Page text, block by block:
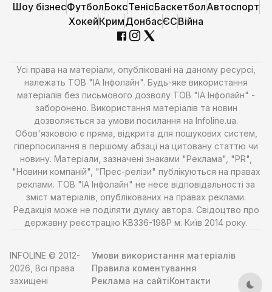
Шоу бізнесФутболБоксТенісБаскетболАвтоспорт
ХокейКримДонбасЄСВійна
Усі права на матеріали, опубліковані на даному ресурсі,
належать ТОВ "ІА Інфолайн". Будь-яке використання
матеріалів без письмового дозволу ТОВ "ІА Інфолайн" -
заборонено. Використання матеріалів та новин
дозволяється за умови посилання на Infoline.ua.
Обов'язковою є пряма, відкрита для пошукових систем,
гіперпосилання в першому абзаці на цитовану статтю чи
новину. Матеріали, зазначені знаками "Реклама", "PR",
"Новини компаній", "Прес-релізи" публікуються на правах
реклами. ТОВ "ІА Інфолайн" не несе відповідальності за
зміст матеріалів, опублікованих на правах реклами.
Редакція може не поділяти думку автора. Свідоцтво про
державну реєстрацію КВ336-198Р м. Київ 2014 року.
INFOLINE © 2012-
2026, Всі права
захищені
Умови використання матеріалів
Правила коментування
Реклама на сайтіКонтакти